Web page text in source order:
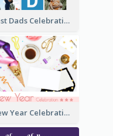
Best Dads Celebration Photo Book
New Year Celebration Photo Book